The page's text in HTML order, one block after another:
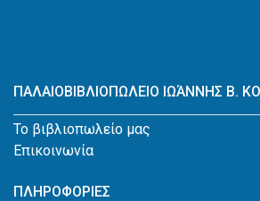
ΠΑΛΑΙΟΒΙΒΛΙΟΠΩΛΕΙΟ ΙΩΆΝΝΗΣ Β.
Το βιβλιοπωλείο μας
Επικοινωνία
ΠΛΗΡΟΦΟΡΙΕΣ